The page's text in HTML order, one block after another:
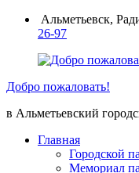
ПерейтиАльметьевск,
26-97
Добро пожаловать!
в Альметьевский
Главная
Городской
Мемориал